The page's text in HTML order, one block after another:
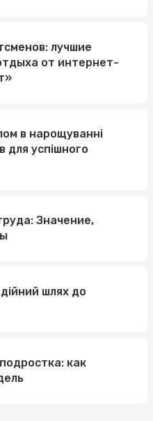
лучшие
от интернет-
в нарощуванні
для успішного
Значение,
шлях до
как